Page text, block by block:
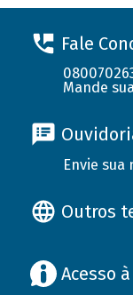
Fale
Mande
Envie sua
Outros
Acesso